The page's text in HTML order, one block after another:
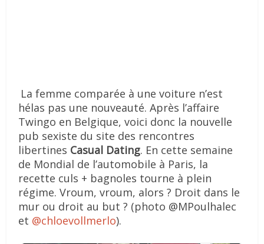
La femme comparée à une voiture n’est
hélas pas une nouveauté. Après l’affaire
Twingo en Belgique, voici donc la nouvelle
pub sexiste du site des rencontres
libertines Casual Dating. En cette semaine
de Mondial de l’automobile à Paris, la
recette culs + bagnoles tourne à plein
régime. Vroum, vroum, alors ? Droit dans le
mur ou droit au but ? (photo @MPoulhalec
et @chloevollmerlo).